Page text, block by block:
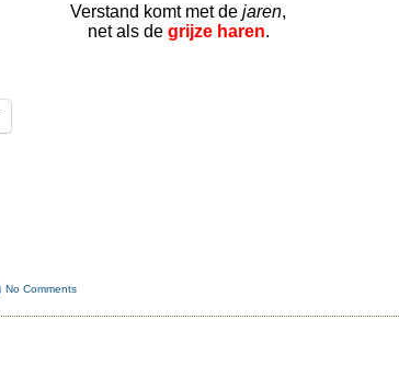
Verstand komt met dejaren,
net als de grijze haren.
No Comments